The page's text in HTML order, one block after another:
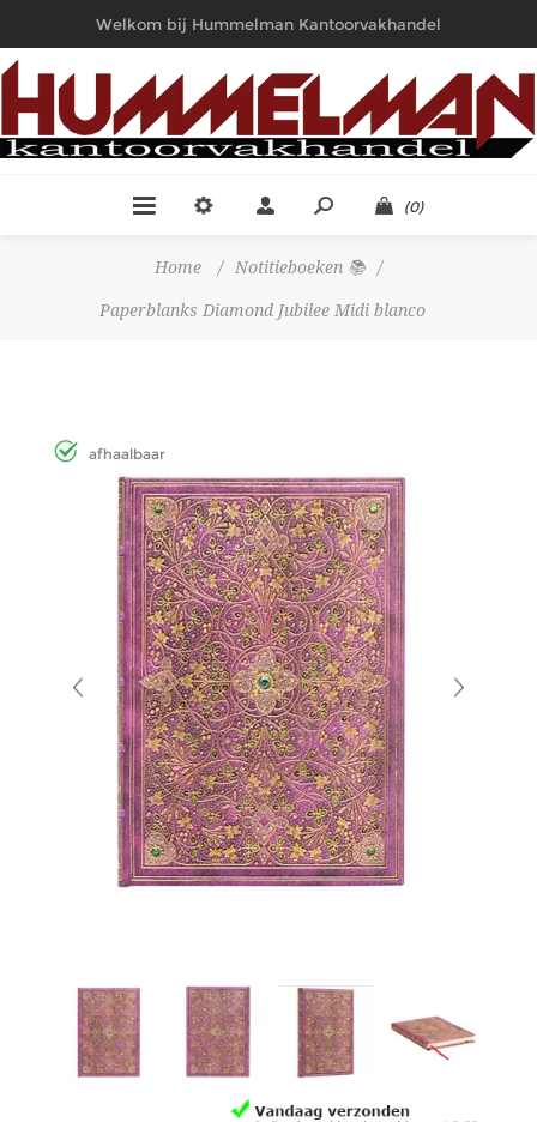
Welkom bij Hummelman Kantoorvakhandel
(0)
Home / Notitieboeken 📚 /
Paperblanks Diamond Jubilee Midi blanco
afhaalbaar